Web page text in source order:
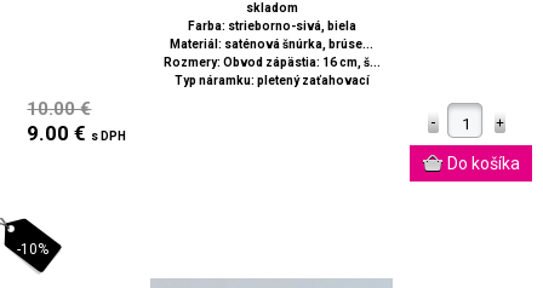
skladom
Farba: strieborno-sivá, biela
Materiál: saténová šnúrka, brúse...
Rozmery: Obvod zápästia: 16 cm, š...
Typ náramku: pletený zaťahovací
10.00 €
9.00 € s DPH
-10%